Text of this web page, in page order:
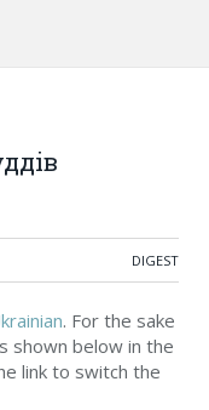
DIGEST
. For the sake
shown below in the
link to switch the